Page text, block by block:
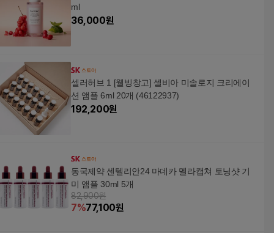
ml
36,000원
셀러허브 1 [웰빙창고] 셀비아 미솔로지 크리에이
션 앰플 6ml 20개 (46122937)
192,200원
동국제약 센텔리안24 마데카 멜라캡쳐 토닝샷 기
미 앰플 30ml 5개
82,900원
7%77,100원